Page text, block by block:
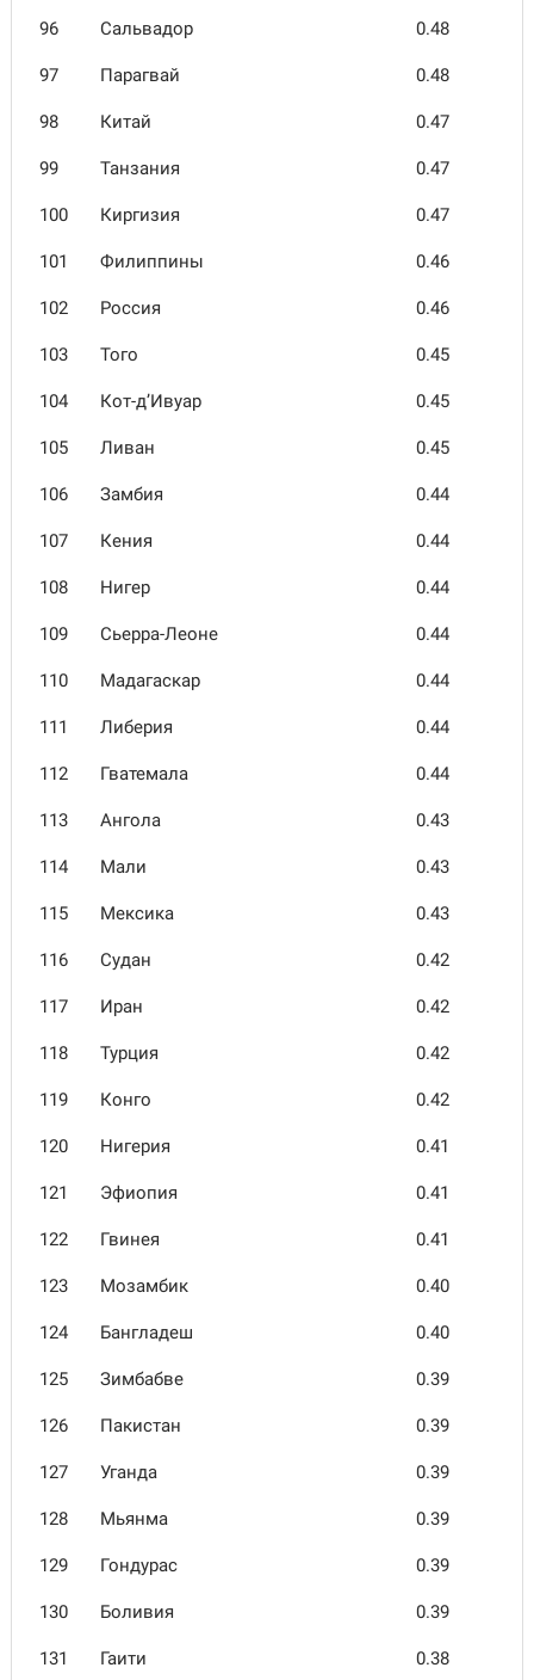
96 Сальва­дор 0.48
97 Парагвай 0.48
98 Китай 0.47
99 Танзания 0.47
100 Киргизия 0.47
101 Филип­пины 0.46
102 Россия 0.46
103 Того 0.45
104 Кот-д’Ивуар 0.45
105 Ливан 0.45
106 Замбия 0.44
107 Кения 0.44
108 Нигер 0.44
109 Сьерра-Леоне 0.44
110 Мада­гаскар 0.44
111 Либерия 0.44
112 Гвате­мала 0.44
113 Ангола 0.43
114 Мали 0.43
115 Мексика 0.43
116 Судан 0.42
117 Иран 0.42
118 Турция 0.42
119 Конго 0.42
120 Нигерия 0.41
121 Эфиопия 0.41
122 Гвинея 0.41
123 Мозамбик 0.40
124 Бангла­деш 0.40
125 Зимбабве 0.39
126 Пакистан 0.39
127 Уганда 0.39
128 Мьянма 0.39
129 Гондурас 0.39
130 Боливия 0.39
131 Гаити 0.38